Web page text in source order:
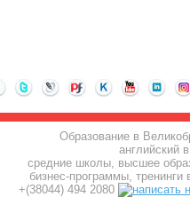
Образование в
английский
средние школы, высшее
бизнес-программы, тренинги
+(38044) 494 2080